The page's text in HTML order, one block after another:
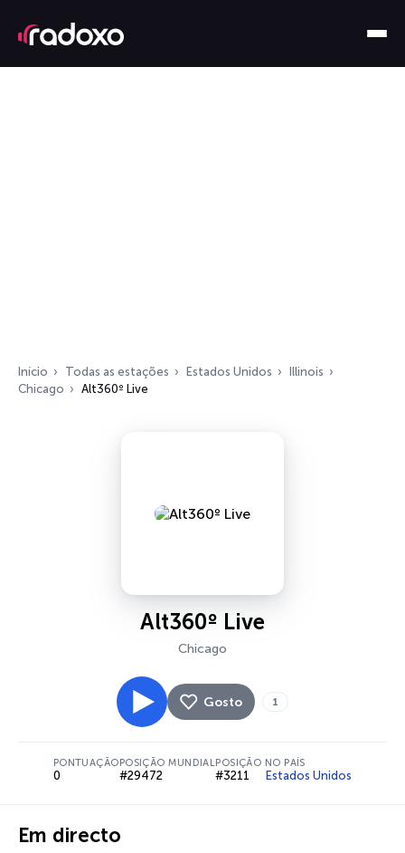
Início Todas as estações Estados Unidos
Illinois
Chicago
Alt360º Live
Alt360º Live
Chicago
Gosto 1
PONTUAÇÃO
0
POSIÇÃO MUNDIAL
#29472
POSIÇÃO NO PAÍS
#3211 Estados Unidos
Em directo